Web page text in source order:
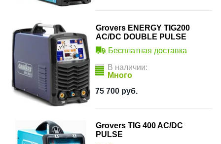
Grovers ENERGY TIG200
AC/DC DOUBLE PULSE
Бесплатная доставка
В наличии:
Много
75 700 руб.
Grovers TIG 400 AC/DC
PULSE